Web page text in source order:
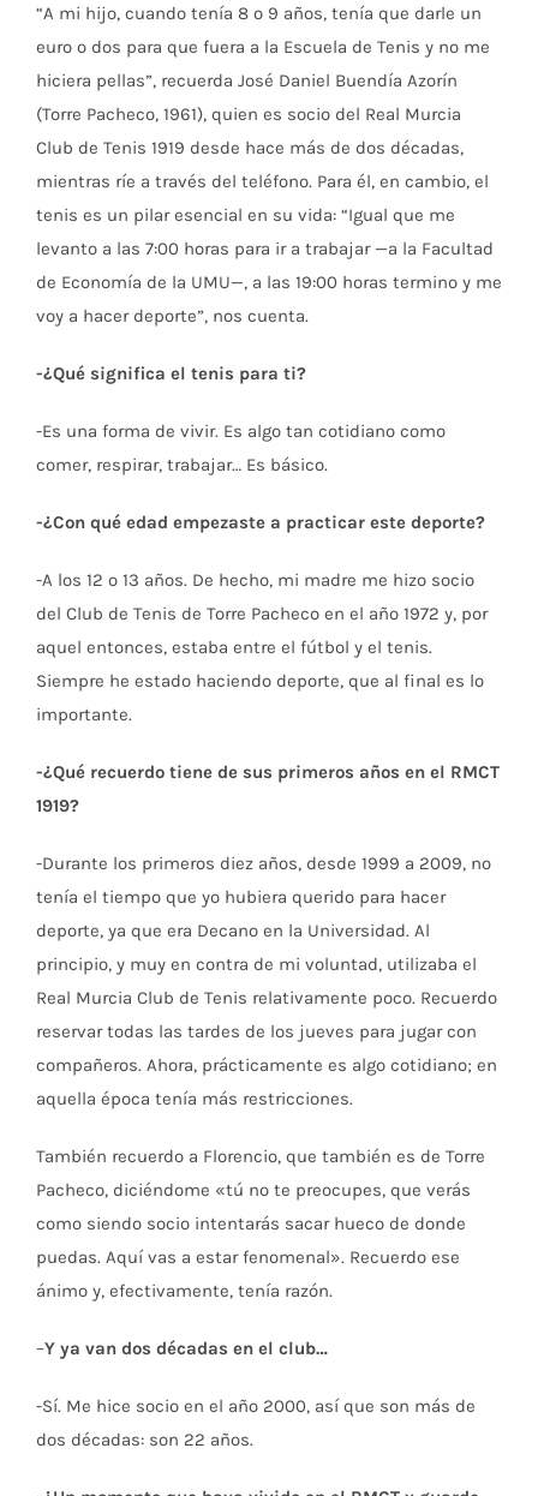
“A mi hijo, cuando tenía 8 o 9 años, tenía que darle un
euro o dos para que fuera a la Escuela de Tenis y no me
hiciera pellas”, recuerda José Daniel Buendía Azorín
(Torre Pacheco, 1961), quien es socio del Real Murcia
Club de Tenis 1919 desde hace más de dos décadas,
mientras ríe a través del teléfono. Para él, en cambio, el
tenis es un pilar esencial en su vida: “Igual que me
levanto a las 7:00 horas para ir a trabajar —a la Facultad
de Economía de la UMU—, a las 19:00 horas termino y me
voy a hacer deporte”, nos cuenta.
-¿Qué significa el tenis para ti?
-Es una forma de vivir. Es algo tan cotidiano como
comer, respirar, trabajar… Es básico.
-¿Con qué edad empezaste a practicar este deporte?
-A los 12 o 13 años. De hecho, mi madre me hizo socio
del Club de Tenis de Torre Pacheco en el año 1972 y, por
aquel entonces, estaba entre el fútbol y el tenis.
Siempre he estado haciendo deporte, que al final es lo
importante.
-¿Qué recuerdo tiene de sus primeros años en el RMCT
1919?
-Durante los primeros diez años, desde 1999 a 2009, no
tenía el tiempo que yo hubiera querido para hacer
deporte, ya que era Decano en la Universidad. Al
principio, y muy en contra de mi voluntad, utilizaba el
Real Murcia Club de Tenis relativamente poco. Recuerdo
reservar todas las tardes de los jueves para jugar con
compañeros. Ahora, prácticamente es algo cotidiano; en
aquella época tenía más restricciones.
También recuerdo a Florencio, que también es de Torre
Pacheco, diciéndome «tú no te preocupes, que verás
como siendo socio intentarás sacar hueco de donde
puedas. Aquí vas a estar fenomenal». Recuerdo ese
ánimo y, efectivamente, tenía razón.
–Y ya van dos décadas en el club…
-Sí. Me hice socio en el año 2000, así que son más de
dos décadas: son 22 años.